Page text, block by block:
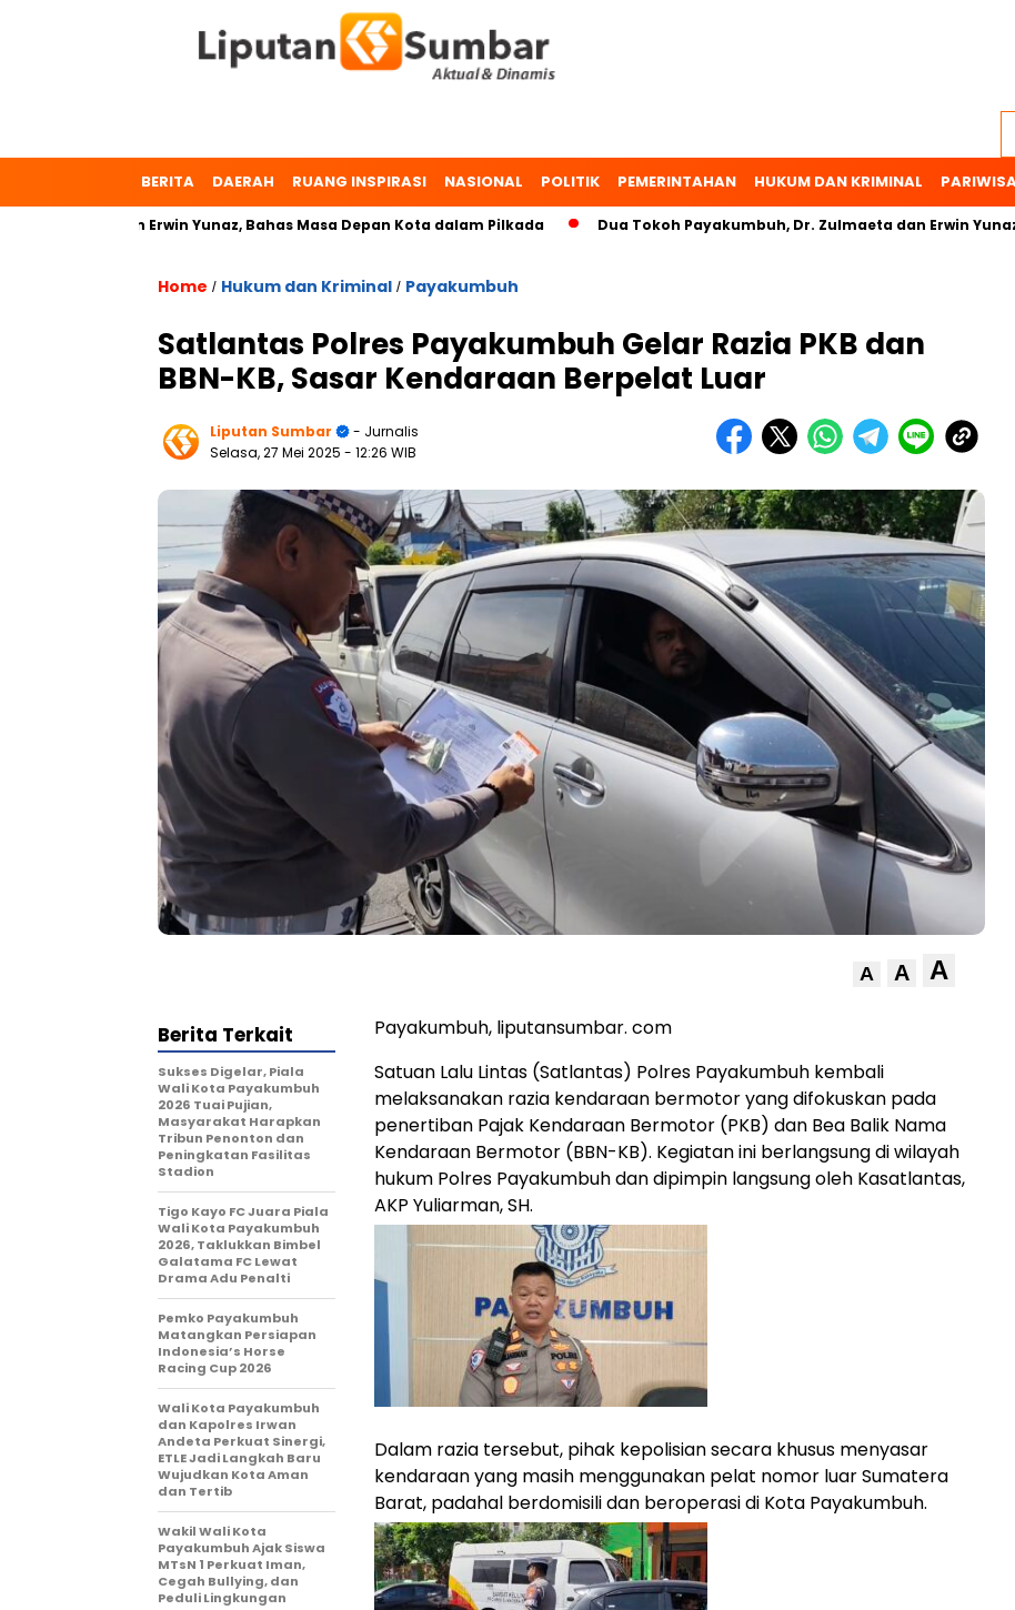
BERITA DAERAH RUANG INSPIRASI NASIONAL POLITIK PEMERINTAHAN HUKUM DAN KRIMINAL
dan Erwin Yunaz, Bahas Masa Depan Kota dalam Pilkada Dua Tokoh Payakumbuh, Dr. Zulmaeta dan Erwin Yunaz,
Home / Hukum dan Kriminal / Payakumbuh
Satlantas Polres Payakumbuh Gelar Razia PKB dan
BBN-KB, Sasar Kendaraan Berpelat Luar
Liputan Sumbar
- Jurnalis
Selasa, 27 Mei 2025 - 12:26 WIB
A A A
Payakumbuh, liputansumbar. com
Satuan Lalu Lintas (Satlantas) Polres Payakumbuh kembali
melaksanakan razia kendaraan bermotor yang difokuskan pada
penertiban Pajak Kendaraan Bermotor (PKB) dan Bea Balik Nama
Kendaraan Bermotor (BBN-KB). Kegiatan ini berlangsung di wilayah
hukum Polres Payakumbuh dan dipimpin langsung oleh Kasatlantas,
AKP Yuliarman, SH.
Dalam razia tersebut, pihak kepolisian secara khusus menyasar
kendaraan yang masih menggunakan pelat nomor luar Sumatera
Barat, padahal berdomisili dan beroperasi di Kota Payakumbuh.
Berita Terkait
Sukses Digelar, Piala
Wali Kota Payakumbuh
2026 Tuai Pujian,
Masyarakat Harapkan
Tribun Penonton dan
Peningkatan Fasilitas
Stadion
Tigo Kayo FC Juara Piala
Wali Kota Payakumbuh
2026, Taklukkan Bimbel
Galatama FC Lewat
Drama Adu Penalti
Pemko Payakumbuh
Matangkan Persiapan
Indonesia’s Horse
Racing Cup 2026
Wali Kota Payakumbuh
dan Kapolres Irwan
Andeta Perkuat Sinergi,
ETLE Jadi Langkah Baru
Wujudkan Kota Aman
dan Tertib
Wakil Wali Kota
Payakumbuh Ajak Siswa
MTsN 1 Perkuat Iman,
Cegah Bullying, dan
Peduli Lingkungan